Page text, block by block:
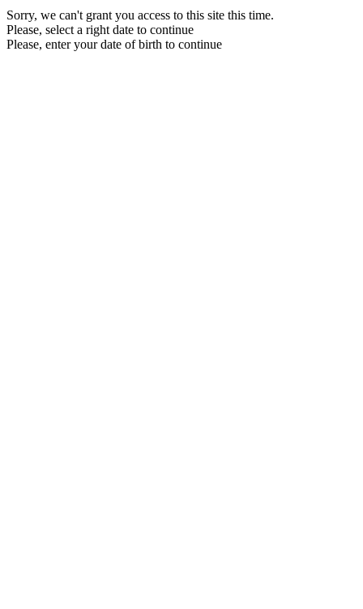
Sorry, we can't grant you access to this site this time.
Please, select a right date to continue
Please, enter your date of birth to continue